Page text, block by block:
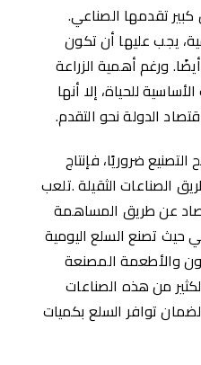
تقدمها الصناعي.
يجب عليها أن تكون
ورغم أهمية الزراعة
للحياة، إلا أنها
الدولة نحو التقدم.
ضروريًا، فإنتاج
الصناعات الثقيلة .تلعب
عن طريق المساهمة
حيث تصنع السلع اليومية
والأطعمة المصنعة
من هذه الصناعات
توافر السلع بكميات